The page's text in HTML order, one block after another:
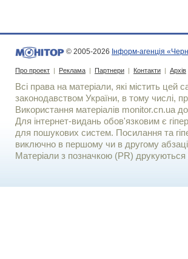
© 2005-2026 Інформ-агенція
Про проект | Реклама | Партнери | Контакти | Архів
Всі права на матеріали, які містить цей
законодавством України, в тому числі,
Використання матерiалiв monitor.cn.ua
Для iнтернет-видань обов'язковим є
для пошукових систем. Посилання та
виключно в першому чи в другому абзаці
Матеріали з позначкою (PR)